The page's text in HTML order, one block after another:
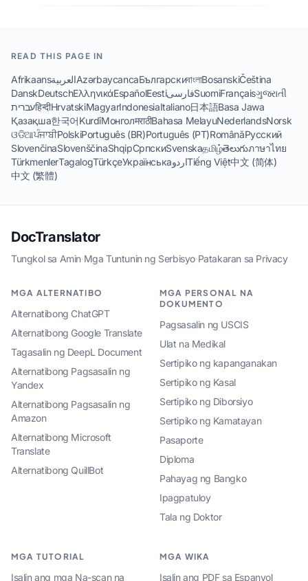
READ THIS PAGE IN
AfrikaansالعربيةAzərbaycancaБългарскиবাংলাBosanskiČeština
DanskDeutschΕλληνικάEspañolEestiفارسیSuomiFrançaisગુજરાતી
עבריתहिन्दीHrvatskiMagyarIndonesiaItaliano日本語Basa Jawa
Қазақша한국어KurdîМонголमराठीBahasa MelayuNederlandsNorsk
ଓଡିଆਪੰਜਾਬੀPolskiPortuguês (BR)Português (PT)RomânăРусский
SlovenčinaSlovenščinaShqipСрпскиSvenskaதமிழ்తెలుగుภาษาไทย
TürkmenlerTagalogTürkçeУкраїнськаاردوTiếng Việt中文 (简体)
中文 (繁體)
DocTranslator
Tungkol sa Amin·Mga Tuntunin ng Serbisyo·Patakaran sa Privacy
MGA ALTERNATIBO
Alternatibong ChatGPT
Alternatibong Google Translate
Tagasalin ng DeepL Document
Alternatibong Pagsasalin ng
Yandex
Alternatibong Pagsasalin ng
Amazon
Alternatibong Microsoft
Translate
Alternatibong QuillBot
MGA PERSONAL NA
DOKUMENTO
Pagsasalin ng USCIS
Ulat na Medikal
Sertipiko ng kapanganakan
Sertipiko ng Kasal
Sertipiko ng Diborsiyo
Sertipiko ng Kamatayan
Pasaporte
Diploma
Pahayag ng Bangko
Ipagpatuloy
Tala ng Doktor
MGA TUTORIAL
Isalin ang mga Na-scan na
MGA WIKA
Isalin ang PDF sa Espanyol